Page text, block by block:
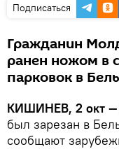
Подписаться
Гражданин
ранен ножом в
парковок в
КИШИНЕВ, 2 окт —
был зарезан в
сообщают